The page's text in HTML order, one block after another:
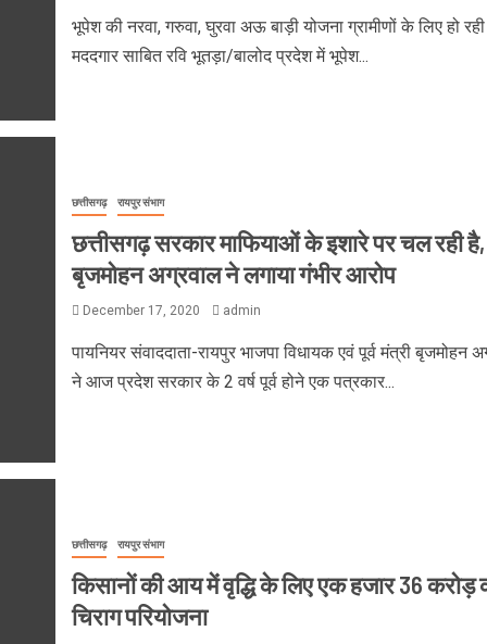
भूपेश की नरवा, गरुवा, घुरवा अऊ बाड़ी योजना ग्रामीणों के लिए हो रही
मददगार साबित रवि भूतड़ा/बालोद प्रदेश में भूपेश...
छत्तीसगढ़ रायपुर संभाग
छत्तीसगढ़ सरकार माफियाओं के इशारे पर चल रही है,
बृजमोहन अग्रवाल ने लगाया गंभीर आरोप
December 17, 2020 admin
पायनियर संवाददाता-रायपुर भाजपा विधायक एवं पूर्व मंत्री बृजमोहन
ने आज प्रदेश सरकार के 2 वर्ष पूर्व होने एक पत्रकार...
छत्तीसगढ़ रायपुर संभाग
किसानों की आय में वृद्धि के लिए एक हजार 36 करोड़
चिराग परियोजना